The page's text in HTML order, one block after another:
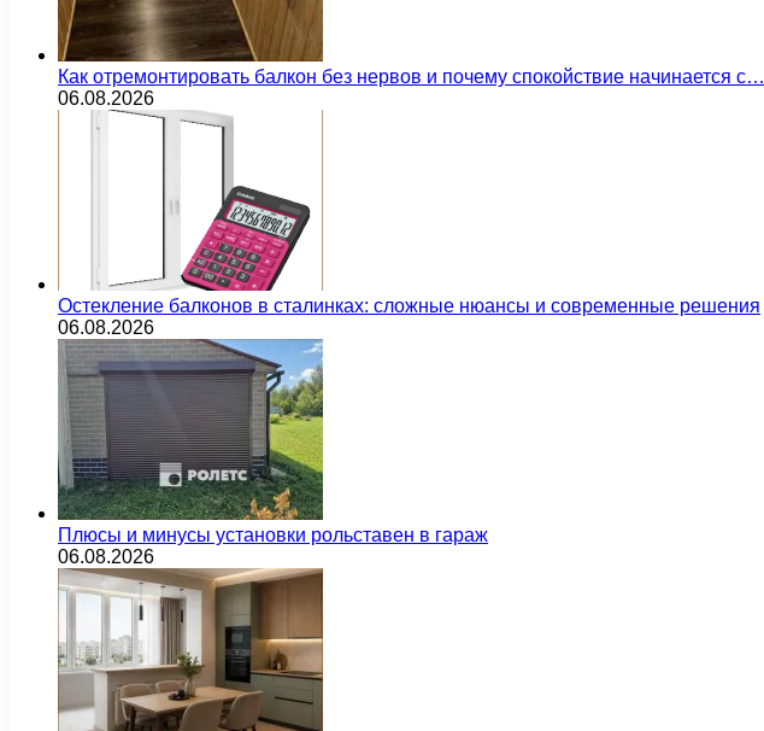
Как отремонтировать балкон без нервов и почему спокойствие начинается с…
06.08.2026
Остекление балконов в сталинках: сложные нюансы и современные решения
06.08.2026
Плюсы и минусы установки рольставен в гараж
06.08.2026